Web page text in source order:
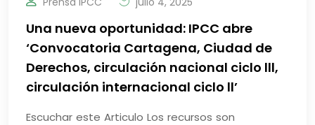
Una nueva oportunidad: IPCC abre
‘Convocatoria Cartagena, Ciudad de
Derechos, circulación nacional ciclo lll,
circulación internacional ciclo ll’
Escuchar este Articulo Los recursos son